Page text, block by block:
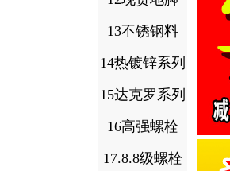
13不锈钢料
14热镀锌系列
15达克罗系列
16高强螺栓
17.8.8级螺栓